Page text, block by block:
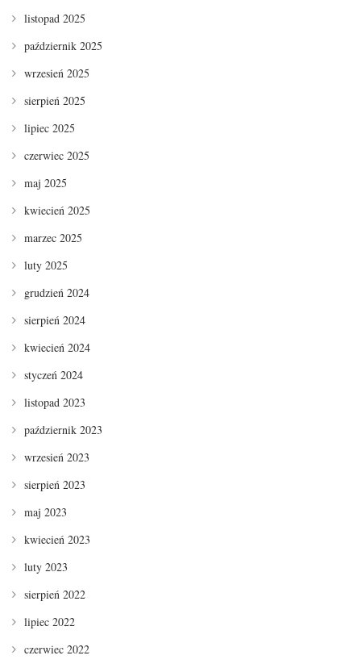
listopad 2025
październik 2025
wrzesień 2025
sierpień 2025
lipiec 2025
czerwiec 2025
maj 2025
kwiecień 2025
marzec 2025
luty 2025
grudzień 2024
sierpień 2024
kwiecień 2024
styczeń 2024
listopad 2023
październik 2023
wrzesień 2023
sierpień 2023
maj 2023
kwiecień 2023
luty 2023
sierpień 2022
lipiec 2022
czerwiec 2022